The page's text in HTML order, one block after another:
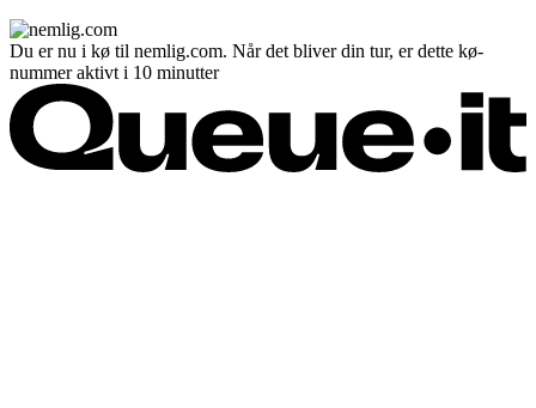
Du er nu i kø til nemlig.com. Når det bliver din tur, er dette kø-
nummer aktivt i 10 minutter